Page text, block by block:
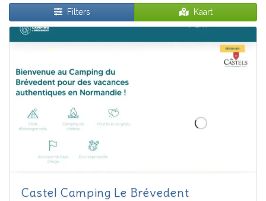
Filters Kaart
Castel Camping Le Brévedent